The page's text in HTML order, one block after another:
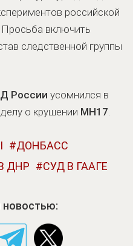
российской
включить
следственной группы
России усомнился в
о крушении MH17.
ДОНБАСС
ДНР
СУД В ГААГЕ
новостью: